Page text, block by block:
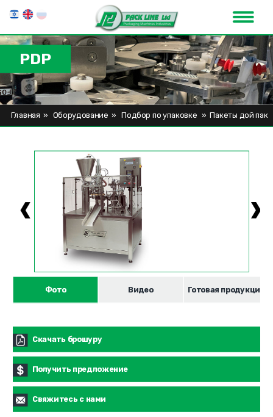
PDP
Главная » Оборудование » Подбор по упаковке»Пакеты дой пак
Фото Видео Готовая продукция
Скачать брошуру
Получить предложение
Свяжитесь с нами